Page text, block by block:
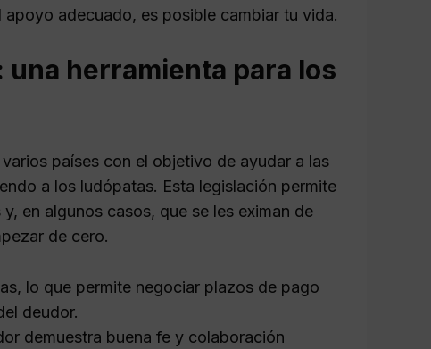
adecuado, es posible cambiar tu vida.
una herramienta para los
países con el objetivo de ayudar a las
a los ludópatas. Esta legislación permite
en algunos casos, que se les eximan de
de cero.
lo que permite negociar plazos de pago
deudor.
demuestra buena fe y colaboración